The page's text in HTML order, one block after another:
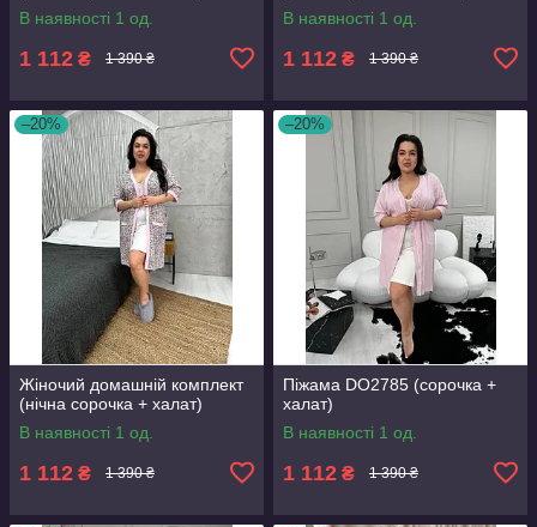
В наявності 1 од.
1 112 ₴ 1 390 ₴
В наявності 1 од.
1 112 ₴ 1 390 ₴
–20%
Жіночий домашній комплект
(нічна сорочка + халат)
В наявності 1 од.
1 112 ₴ 1 390 ₴
–20%
Піжама DO2785 (сорочка +
халат)
В наявності 1 од.
1 112 ₴ 1 390 ₴